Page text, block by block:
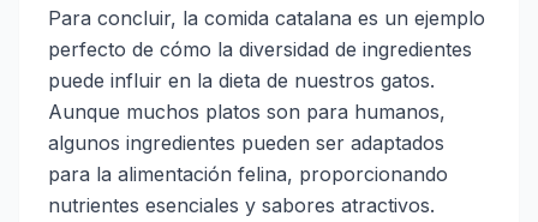
Para concluir, la comida catalana es un ejemplo
perfecto de cómo la diversidad de ingredientes
puede influir en la dieta de nuestros gatos.
Aunque muchos platos son para humanos,
algunos ingredientes pueden ser adaptados
para la alimentación felina, proporcionando
nutrientes esenciales y sabores atractivos.